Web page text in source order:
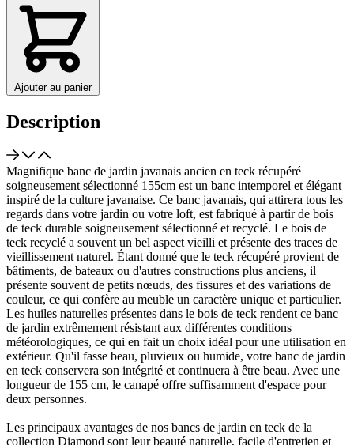
Ajouter au panier
Description
Magnifique banc de jardin javanais ancien en teck récupéré
soigneusement sélectionné 155cm est un banc intemporel et élégant
inspiré de la culture javanaise. Ce banc javanais, qui attirera tous les
regards dans votre jardin ou votre loft, est fabriqué à partir de bois
de teck durable soigneusement sélectionné et recyclé. Le bois de
teck recyclé a souvent un bel aspect vieilli et présente des traces de
vieillissement naturel. Étant donné que le teck récupéré provient de
bâtiments, de bateaux ou d'autres constructions plus anciens, il
présente souvent de petits nœuds, des fissures et des variations de
couleur, ce qui confère au meuble un caractère unique et particulier.
Les huiles naturelles présentes dans le bois de teck rendent ce banc
de jardin extrêmement résistant aux différentes conditions
météorologiques, ce qui en fait un choix idéal pour une utilisation en
extérieur. Qu'il fasse beau, pluvieux ou humide, votre banc de jardin
en teck conservera son intégrité et continuera à être beau. Avec une
longueur de 155 cm, le canapé offre suffisamment d'espace pour
deux personnes.
Les principaux avantages de nos bancs de jardin en teck de la
collection Diamond sont leur beauté naturelle, facile d'entretien et